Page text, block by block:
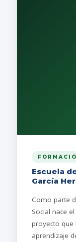
Escuela
García
Como parte
Social nace
proyecto que
aprendizaje